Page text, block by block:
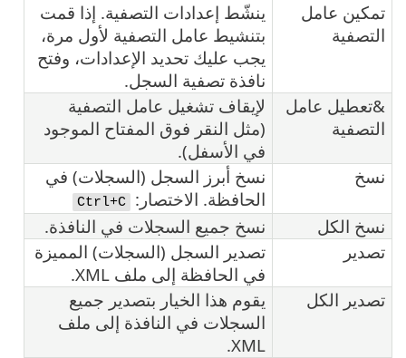
تمكين عامل
التصفية
ينشّط إعدادات التصفية. إذا قمت
بتنشيط عامل التصفية لأول مرة،
يجب عليك تحديد الإعدادات، وفتح
نافذة تصفية السجل.
&تعطيل عامل
التصفية
لإيقاف تشغيل عامل التصفية
(مثل النقر فوق المفتاح الموجود
في الأسفل).
نسخ
نسخ أبرز السجل (السجلات) في
الحافظة. الاختصار:
Ctrl+C
نسخ الكل
نسخ جميع السجلات في النافذة.
تصدير
تصدير السجل (السجلات) المميزة
في الحافظة إلى ملف XML.
تصدير الكل
يقوم هذا الخيار بتصدير جميع
السجلات في النافذة إلى ملف
XML.